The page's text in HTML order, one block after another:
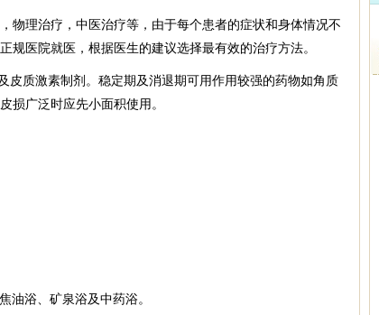
理治疗，中医治疗等，由于每个患者的症状和身体情况不
规医院就医，根据医生的建议选择最有效的治疗方法。
质激素制剂。稳定期及消退期可用作用较强的药物如角质
损广泛时应先小面积使用。
浴、矿泉浴及中药浴。